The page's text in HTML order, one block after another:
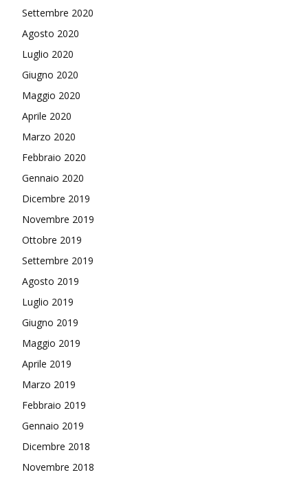
Settembre 2020
Agosto 2020
Luglio 2020
Giugno 2020
Maggio 2020
Aprile 2020
Marzo 2020
Febbraio 2020
Gennaio 2020
Dicembre 2019
Novembre 2019
Ottobre 2019
Settembre 2019
Agosto 2019
Luglio 2019
Giugno 2019
Maggio 2019
Aprile 2019
Marzo 2019
Febbraio 2019
Gennaio 2019
Dicembre 2018
Novembre 2018